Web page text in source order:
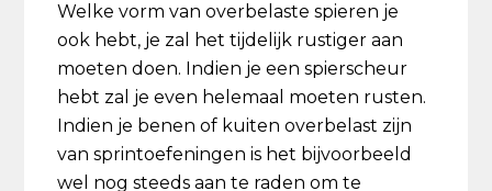
Welke vorm van overbelaste spieren je
ook hebt, je zal het tijdelijk rustiger aan
moeten doen. Indien je een spierscheur
hebt zal je even helemaal moeten rusten.
Indien je benen of kuiten overbelast zijn
van sprintoefeningen is het bijvoorbeeld
wel nog steeds aan te raden om te